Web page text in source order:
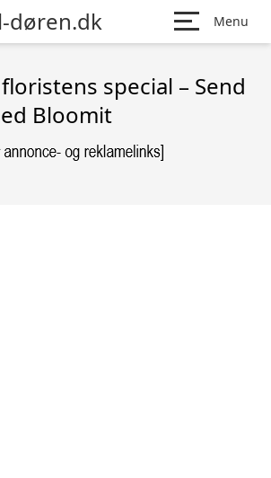
døren.dk Menu
special – Send
Bloomit